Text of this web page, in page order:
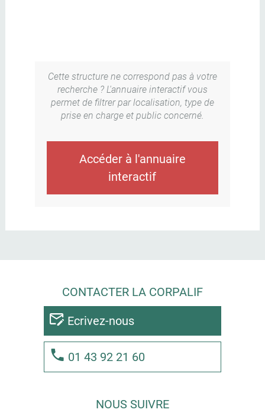
Cette structure ne correspond pas à votre
recherche ? L'annuaire interactif vous
permet de filtrer par localisation, type de
prise en charge et public concerné.
Accéder à l'annuaire
interactif
CONTACTER LA CORPALIF
Ecrivez-nous
01 43 92 21 60
NOUS SUIVRE